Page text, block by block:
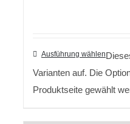
Ausführung wählen
Varianten auf. Die
Produktseite gewählt